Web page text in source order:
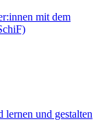
mit dem
lernen und gestalten